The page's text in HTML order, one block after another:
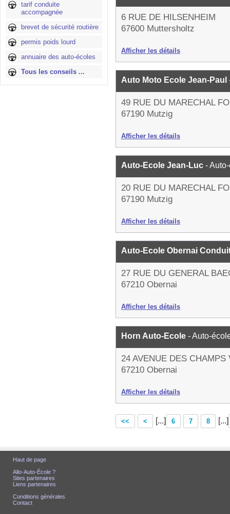
tarif conduite
accompagnée
brevet de sécurité routière
permis poids lourd
annuaire des auto-écoles
Tous les conseils ...
6 RUE DE HILSENHEIM
67600 Muttersholtz
Afficher les détails
Auto Moto Ecole Jean-Paul
49 RUE DU MARECHAL
67190 Mutzig
Afficher les détails
Auto-Ecole Jean-Luc -
20 RUE DU MARECHAL
67190 Mutzig
Afficher les détails
Auto-Ecole Obernai
27 RUE DU GENERAL
67210 Obernai
Afficher les détails
Horn Auto-Ecole - Auto-
24 AVENUE DES CHAMPS
67210 Obernai
Afficher les détails
<< < [...] 6 7 8 [...]
Haut de page
Allo-Auto-École ?
Sites partenaires
Liens partenaires
Conditions générales
Contact